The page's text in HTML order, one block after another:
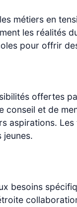
métiers en
les réalités
pour offrir
offertes
et de